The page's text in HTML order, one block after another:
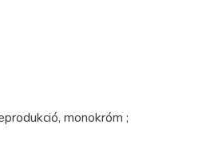
monokróm ;